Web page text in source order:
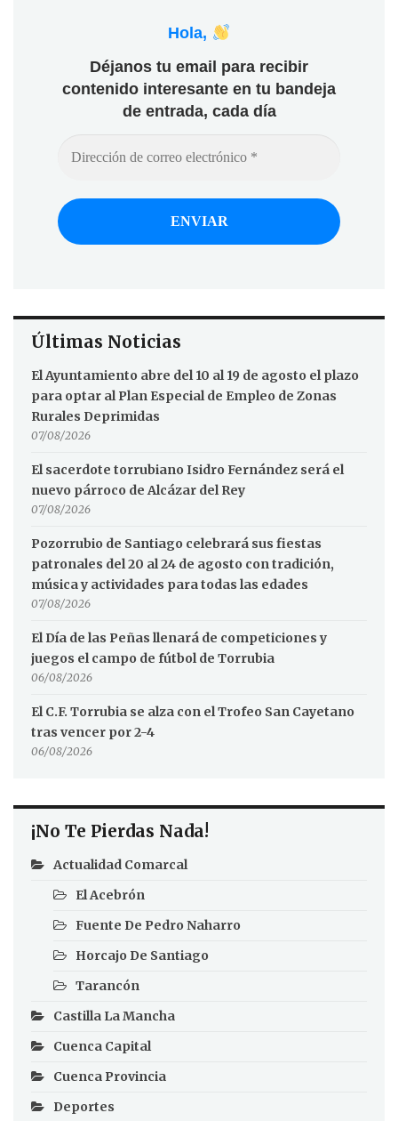
Hola,
Déjanos tu email para recibir
contenido interesante en tu bandeja
de entrada, cada día
Últimas Noticias
El Ayuntamiento abre del 10 al 19 de agosto el plazo
para optar al Plan Especial de Empleo de Zonas
Rurales Deprimidas
07/08/2026
El sacerdote torrubiano Isidro Fernández será el
nuevo párroco de Alcázar del Rey
07/08/2026
Pozorrubio de Santiago celebrará sus fiestas
patronales del 20 al 24 de agosto con tradición,
música y actividades para todas las edades
07/08/2026
El Día de las Peñas llenará de competiciones y
juegos el campo de fútbol de Torrubia
06/08/2026
El C.F. Torrubia se alza con el Trofeo San Cayetano
tras vencer por 2-4
06/08/2026
¡No Te Pierdas Nada!
Actualidad Comarcal
El Acebrón
Fuente De Pedro Naharro
Horcajo De Santiago
Tarancón
Castilla La Mancha
Cuenca Capital
Cuenca Provincia
Deportes